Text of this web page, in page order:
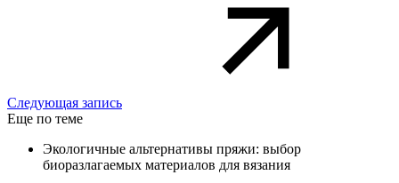
Следующая запись
Еще по теме
Экологичные альтернативы пряжи: выбор
биоразлагаемых материалов для вязания